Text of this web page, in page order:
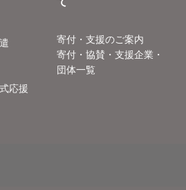
応援
寄付・支援のご案内
寄付・協賛・支援企業・
団体一覧